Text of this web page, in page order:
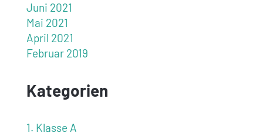
Juni 2021
Mai 2021
April 2021
Februar 2019
Kategorien
1. Klasse A